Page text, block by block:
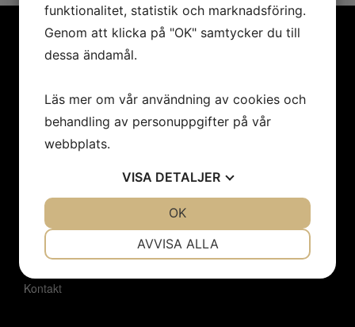
Konstnärer
Utställningar
Konstföreningar/Företag
Integritetspolicy
Cookies
Om oss
Kontakt
funktionalitet, statistik och marknadsföring.
Genom att klicka på "OK" samtycker du till
dessa ändamål.
Läs mer om vår användning av cookies och
behandling av personuppgifter på vår
webbplats.
VISA DETALJER
AVVISA ALLA
OK